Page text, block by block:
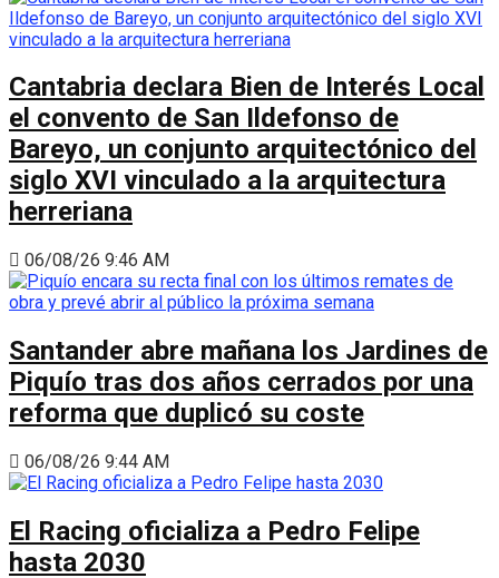
Cantabria declara Bien de Interés Local
el convento de San Ildefonso de
Bareyo, un conjunto arquitectónico del
siglo XVI vinculado a la arquitectura
herreriana
06/08/26 9:46 AM
Santander abre mañana los Jardines de
Piquío tras dos años cerrados por una
reforma que duplicó su coste
06/08/26 9:44 AM
El Racing oficializa a Pedro Felipe
hasta 2030